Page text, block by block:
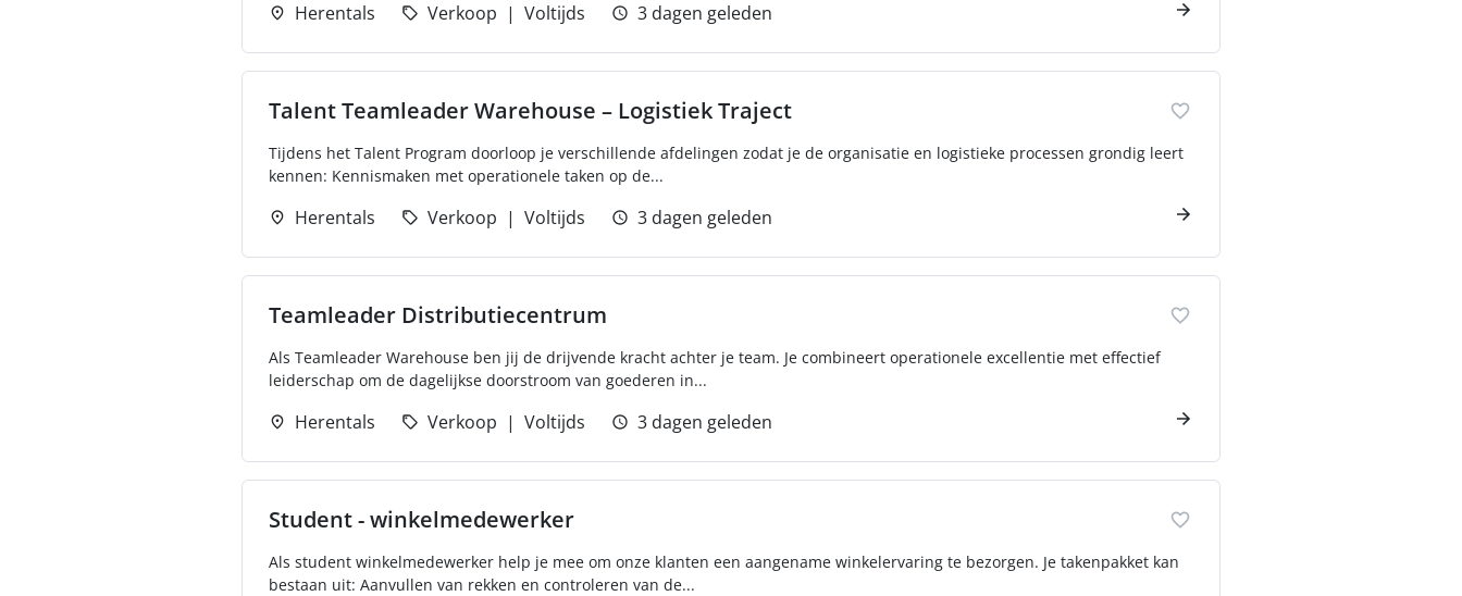
Herentals Verkoop Voltijds 3 dagen geleden
Talent Teamleader Warehouse – Logistiek Traject
Tijdens het Talent Program doorloop je verschillende afdelingen zodat je de organisatie en logistieke processen grondig leert
kennen: Kennismaken met operationele taken op de...
Herentals Verkoop Voltijds 3 dagen geleden
Teamleader Distributiecentrum
Als Teamleader Warehouse ben jij de drijvende kracht achter je team. Je combineert operationele excellentie met effectief
leiderschap om de dagelijkse doorstroom van goederen in...
Herentals Verkoop Voltijds 3 dagen geleden
Student - winkelmedewerker
Als student winkelmedewerker help je mee om onze klanten een aangename winkelervaring te bezorgen. Je takenpakket kan
bestaan uit: Aanvullen van rekken en controleren van de...